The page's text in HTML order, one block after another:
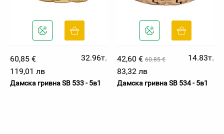
60,85 €
32.96т.
119,01 лв
Дамска гривна SB 533 - 5в1
42,60 € 60.85 €
14.83т.
83,32 лв
Дамска гривна SB 534 - 5в1